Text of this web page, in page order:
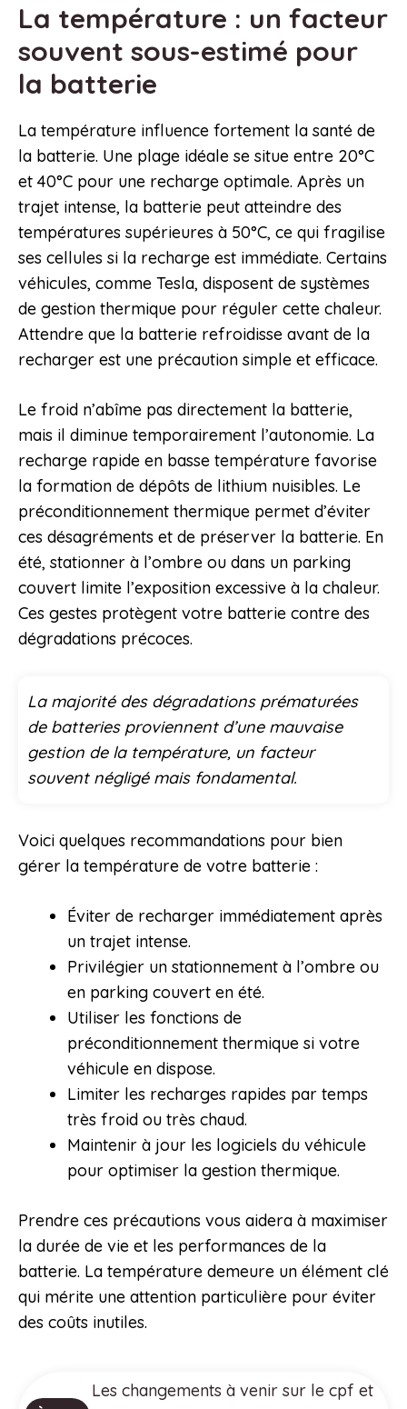
La température : un facteur
souvent sous-estimé pour
la batterie
La température influence fortement la santé de
la batterie. Une plage idéale se situe entre 20°C
et 40°C pour une recharge optimale. Après un
trajet intense, la batterie peut atteindre des
températures supérieures à 50°C, ce qui fragilise
ses cellules si la recharge est immédiate. Certains
véhicules, comme Tesla, disposent de systèmes
de gestion thermique pour réguler cette chaleur.
Attendre que la batterie refroidisse avant de la
recharger est une précaution simple et efficace.
Le froid n’abîme pas directement la batterie,
mais il diminue temporairement l’autonomie. La
recharge rapide en basse température favorise
la formation de dépôts de lithium nuisibles. Le
préconditionnement thermique permet d’éviter
ces désagréments et de préserver la batterie. En
été, stationner à l’ombre ou dans un parking
couvert limite l’exposition excessive à la chaleur.
Ces gestes protègent votre batterie contre des
dégradations précoces.
La majorité des dégradations prématurées
de batteries proviennent d’une mauvaise
gestion de la température, un facteur
souvent négligé mais fondamental.
Voici quelques recommandations pour bien
gérer la température de votre batterie :
Éviter de recharger immédiatement après
un trajet intense.
Privilégier un stationnement à l’ombre ou
en parking couvert en été.
Utiliser les fonctions de
préconditionnement thermique si votre
véhicule en dispose.
Limiter les recharges rapides par temps
très froid ou très chaud.
Maintenir à jour les logiciels du véhicule
pour optimiser la gestion thermique.
Prendre ces précautions vous aidera à maximiser
la durée de vie et les performances de la
batterie. La température demeure un élément clé
qui mérite une attention particulière pour éviter
des coûts inutiles.
Les changements à venir sur le cpf et